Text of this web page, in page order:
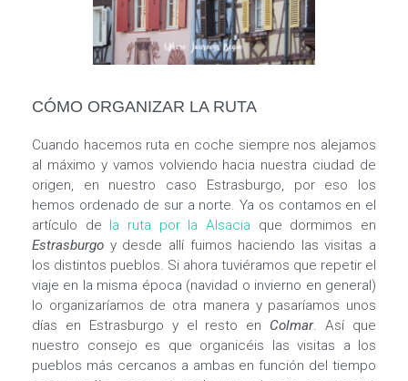
CÓMO ORGANIZAR LA RUTA
Cuando hacemos ruta en coche siempre nos alejamos
al máximo y vamos volviendo hacia nuestra ciudad de
origen, en nuestro caso Estrasburgo, por eso los
hemos ordenado de sur a norte. Ya os contamos en el
artículo de la ruta por la Alsacia que dormimos en
Estrasburgo y desde allí fuimos haciendo las visitas a
los distintos pueblos. Si ahora tuviéramos que repetir el
viaje en la misma época (navidad o invierno en general)
lo organizaríamos de otra manera y pasaríamos unos
días en Estrasburgo y el resto en Colmar. Así que
nuestro consejo es que organicéis las visitas a los
pueblos más cercanos a ambas en función del tiempo